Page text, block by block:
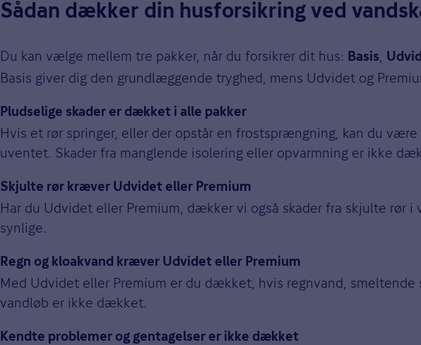
Sådan dækker din husforsikring ved
Du kan vælge mellem tre pakker, når du forsikrer dit hus: Basis
Basis giver dig den grundlæggende tryghed, mens Udvidet og
Pludselige skader er dækket i alle pakker
Hvis et rør springer, eller der opstår en frostsprængning, kan du
uventet. Skader fra manglende isolering eller opvarmning er ikke
Skjulte rør kræver Udvidet eller Premium
Har du Udvidet eller Premium, dækker vi også skader fra skjulte
synlige.
Regn og kloakvand kræver Udvidet eller Premium
Med Udvidet eller Premium er du dækket, hvis regnvand,
vandløb er ikke dækket.
Kendte problemer og gentagelser er ikke dækket